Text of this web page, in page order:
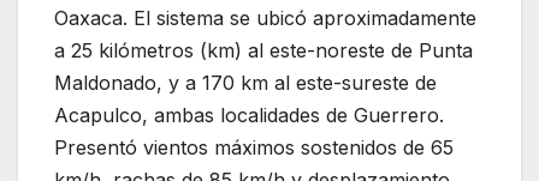
Oaxaca. El sistema se ubicó aproximadamente
a 25 kilómetros (km) al este-noreste de Punta
Maldonado, y a 170 km al este-sureste de
Acapulco, ambas localidades de Guerrero.
Presentó vientos máximos sostenidos de 65